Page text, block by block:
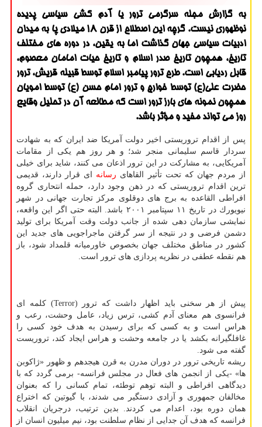
به گزارش مجله سرگرمی ترور یا آدم كشی سیاسی پدیده
نوظهوری نیست. گرچه این اصطلاح از قرن ۱۸ میلادی پا به میدان
ادبیات سیاسی جهان گذاشت اما به یقین، در دوره های مختلف
تاریخ، همچون تاریخ صدر اسلام و تاریخ حیات امامان معصوم،
قابل ردیابی است. طرح ترور پیامبر اسلام توسط قبیله قریش، ترور
حضرت علی(ع) توسط خوارج و ترور امام حسن (ع) توسط امویان
همچون نمونه های بارز ترور است كه مطالعه آن در تحلیل وقایع
روز می تواند مفید و مؤثر باشد.
پس از اقدام تروریستی اخیر دولت آمریكا ضد ایران كه به شهادت
سردار قاسم سلیمانی منجر شد؛ و هر روز هم یكی از مقامات
آمریكایی، به مشاركت در این ترور اذعان می كنند، شاید برای خیلی
از مردم جهان كه تحت تأثیر القاهای رسانه ای قرار دارند، قدیمی
ترین اقدام تروریستی كه در ذهن وجود دارد، حمله انتحاری گروه
افراطی القاعده به برج های دوقلوی مركز تجارت جهانی در شهر
نیویورك در تاریخ ۱۱ سپتامبر ۲۰۰۱ باشد. البته حتی اگر این واقعه،
نمایشی سازمان دهی شده از جانب دولت وقت آمریكا برای تولید
دشمن فرضی و در نتیجه از سر گرفتن ماجراجویی های جدید این
كشور در مناطق مختلف جهان بخصوص خاورمیانه قلمداد شود، باز
هم نقطه عطفی در نظریه پردازی های ترور است.
پیش از هر سخنی باید اظهار داشت كه ترور (Terror) كلمه ای
فرانسوی هم معنای آدم كشی، ترس زیاد، عامل وحشت، رعب و
هراس است و به كسی كه برای رسیدن به هدف خود كسی را
غافلگیرانه بكشد یا در جامعه وحشت و هراس ایجاد كند، تروریست
گفته می شود.
ریشه تاریخی ترور در دوران مدرن به قرن هیجدهم و ظهور «ژاكوبن
ها» -یكی از انجمن های فعال در مجلس فرانسه- برمی گردد كه با
دیدگاهی افراطی و البته توهم توطئه، تمام كسانی را كه بعنوان
مخالفان جمهوری و آزادی دستگیر می شدند، با گیوتین كه اختراع
همان دوره بود، اعدام می كردند. بدین ترتیب، درجریان انقلاب
فرانسه كه هدف آن جدایی از نظام سلطنت بود، نیم میلیون انسان از